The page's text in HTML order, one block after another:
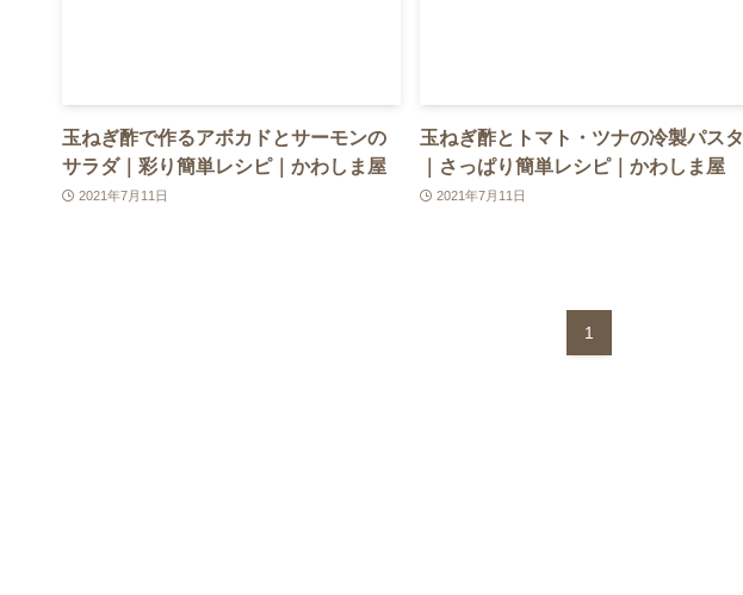
玉ねぎ酢で作るアボカドとサーモンの
サラダ｜彩り簡単レシピ｜かわしま屋
2021年7月11日
玉ねぎ酢とトマト・ツナの冷製パスタ
｜さっぱり簡単レシピ｜かわしま屋
2021年7月11日
1